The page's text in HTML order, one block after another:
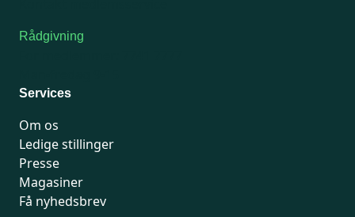
Rådgivning
Services
Om os
Ledige stillinger
Presse
Magasiner
Få nyhedsbrev